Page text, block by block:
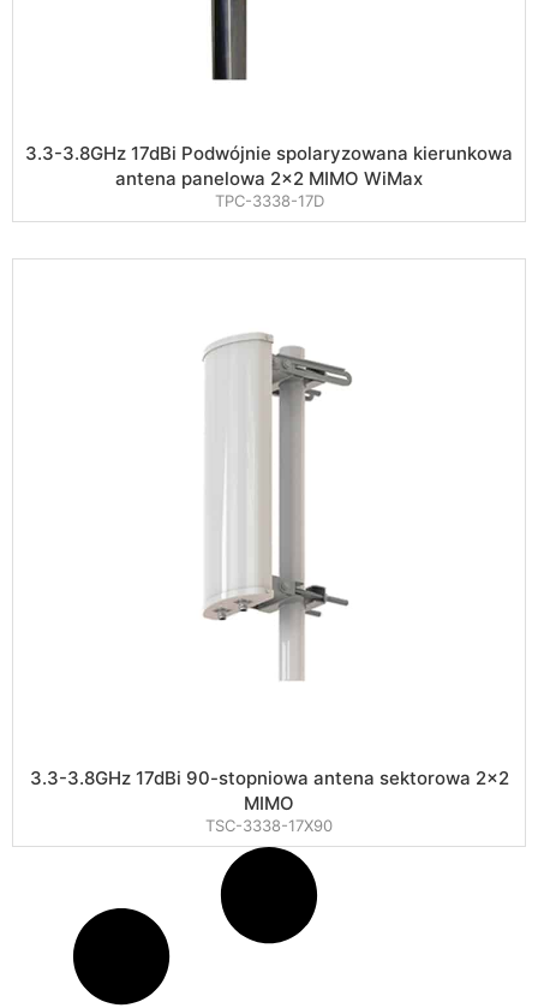
3.3-3.8GHz 17dBi Podwójnie spolaryzowana kierunkowa
antena panelowa 2×2 MIMO WiMax
TPC-3338-17D
3.3-3.8GHz 17dBi 90-stopniowa antena sektorowa 2×2
MIMO
TSC-3338-17X90